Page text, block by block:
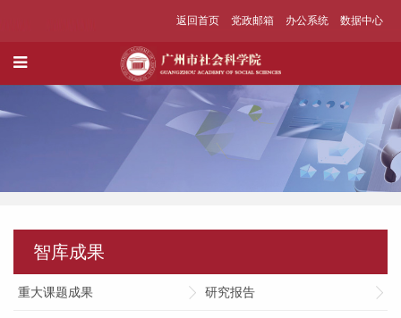
返回首页 党政邮箱 办公系统 数据中心
智库成果
重大课题成果 研究报告